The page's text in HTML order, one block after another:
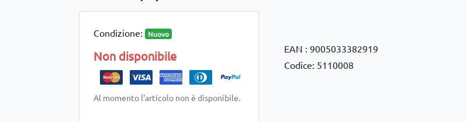
Condizione: Nuovo
Non disponibile
Al momento l'articolo non è disponibile.
EAN : 9005033382919
Codice: 5110008